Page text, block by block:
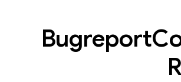
Bugreport